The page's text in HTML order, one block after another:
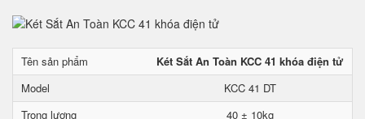
Tên sản phẩm
Két Sắt An Toàn KCC 41 khóa điện tử
Model
KCC 41 DT
Trọng lượng
40 ± 10kg